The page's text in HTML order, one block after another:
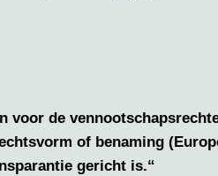
voor de
of benaming
gericht is.“